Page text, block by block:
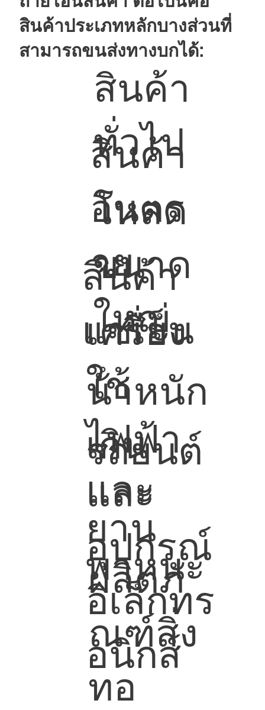
สินค้า
แช่เย็น
สินค้า
อันตร
าย
สินค้า
ทั่วไป
โหลด
ขนาด
ใหญ่
เครื่อง
ใช้
ไฟฟ้า
และ
อุปกรณ์
อิเล็กทร
อนิกส์
น้ําหนัก
เกิน
รถยนต์
และ
ยาน
พาหนะ
ผลิตภั
ณฑ์สิ่ง
ทอ
สินค้าประเภทหลักบางส่วนที่
สามารถขนส่งทางบกได้: